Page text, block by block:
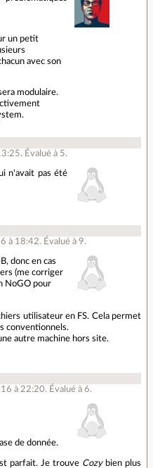
un petit
avec son
modulaire.
. Évalué à 5.
n'avait pas été
à 18:42. Évalué à9.
donc en cas
(me corriger
NoGO pour
utilisateur en FS. Cela permet
conventionnels.
autre machine hors site.
à 22:20. Évalué à6.
de donnée.
parfait. Je trouve Cozybien plus